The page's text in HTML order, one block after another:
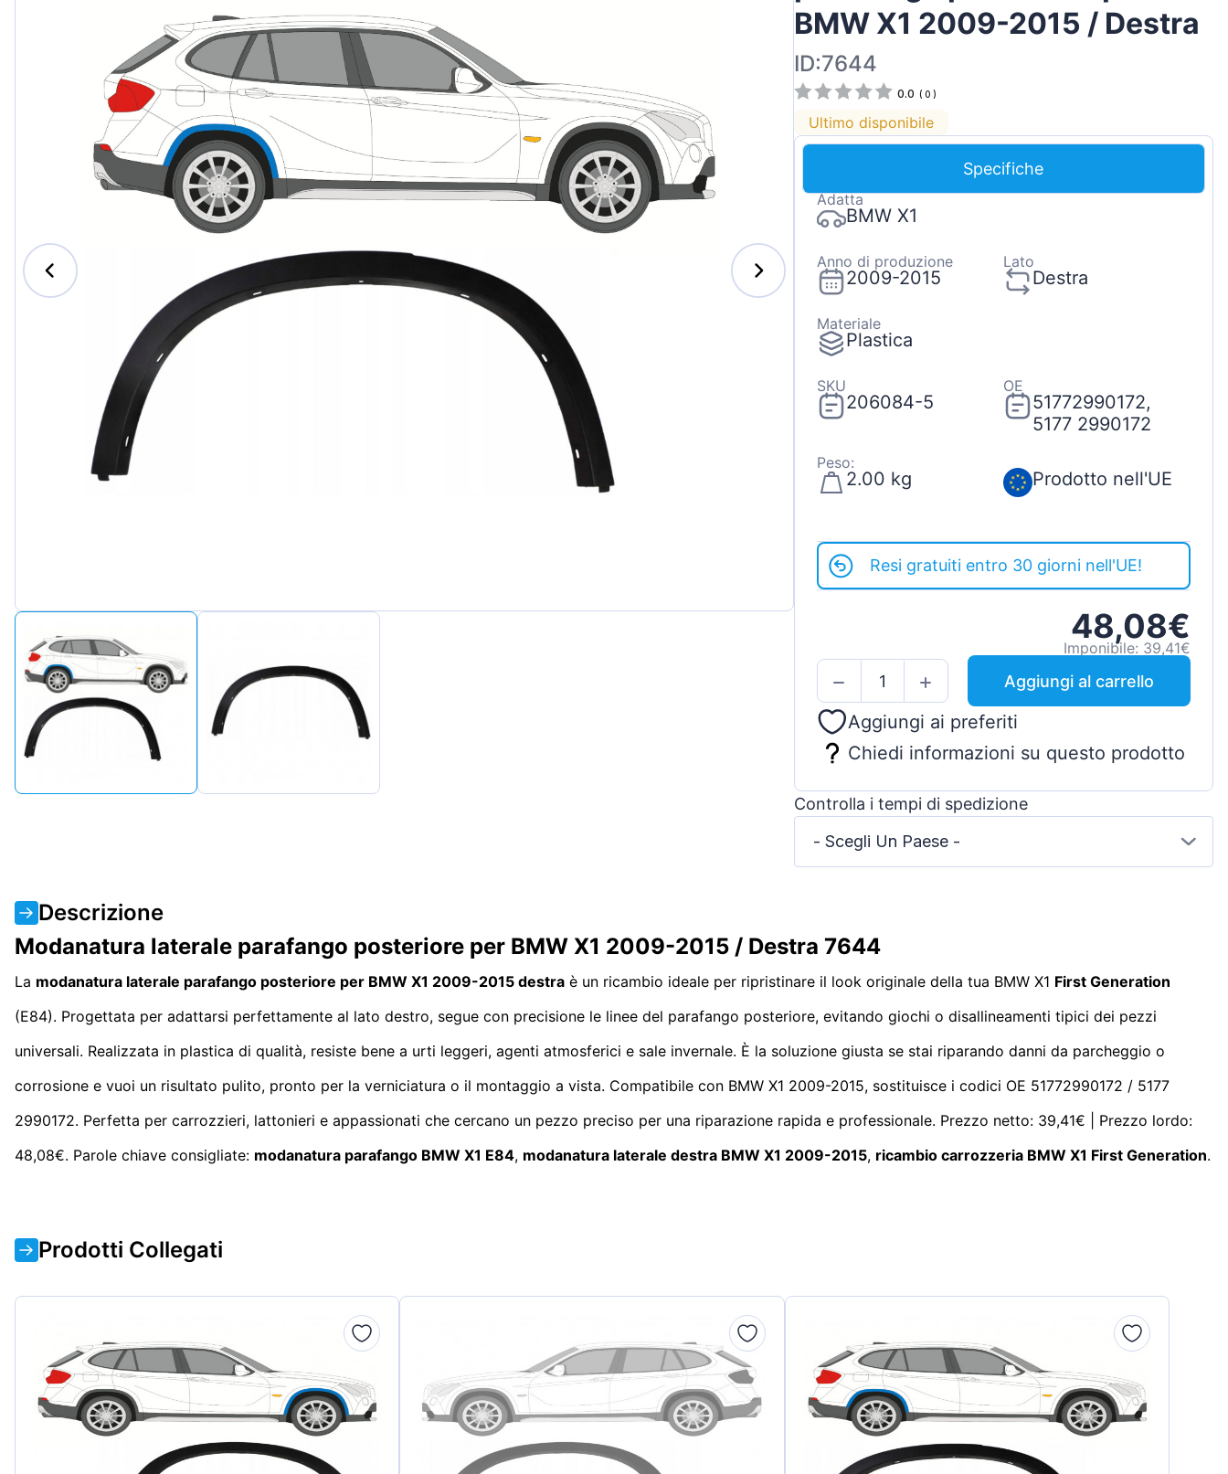
Magyar
Slovenian
Latvian
Ford
Honda
Hyundai
Jeep
MAN
Mazda
Tesla
Volkswagen
BMW X1 2009-2015 / Destra
ID:7644
0.0 ( 0 )
Ultimo disponibile
Specifiche
Adatta
BMW X1
Anno di produzione
2009-2015
Lato
Destra
Materiale
Plastica
SKU
206084-5
OE
51772990172,
5177 2990172
Peso:
2.00 kg Prodotto nell'UE
Resi gratuiti entro 30 giorni nell'UE!
48,08€
Imponibile: 39,41€
Aggiungi al carrello
Aggiungi ai preferiti
Chiedi informazioni su questo prodotto
Controlla i tempi di spedizione
- Scegli Un Paese -
Descrizione
Modanatura laterale parafango posteriore per BMW X1 2009-2015 / Destra 7644
La modanatura laterale parafango posteriore per BMW X1 2009-2015 destra è un ricambio ideale per ripristinare il look originale della tua BMW X1 First Generation
(E84). Progettata per adattarsi perfettamente al lato destro, segue con precisione le linee del parafango posteriore, evitando giochi o disallineamenti tipici dei pezzi
universali. Realizzata in plastica di qualità, resiste bene a urti leggeri, agenti atmosferici e sale invernale. È la soluzione giusta se stai riparando danni da parcheggio o
corrosione e vuoi un risultato pulito, pronto per la verniciatura o il montaggio a vista. Compatibile con BMW X1 2009-2015, sostituisce i codici OE 51772990172 / 5177
2990172. Perfetta per carrozzieri, lattonieri e appassionati che cercano un pezzo preciso per una riparazione rapida e professionale. Prezzo netto: 39,41€ | Prezzo lordo:
48,08€. Parole chiave consigliate: modanatura parafango BMW X1 E84, modanatura laterale destra BMW X1 2009-2015, ricambio carrozzeria BMW X1 First Generation.
Prodotti Collegati